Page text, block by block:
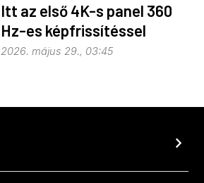
Itt az első 4K-s panel 360
Hz-es képfrissítéssel
2026. május 29., 03:45
chevron_right